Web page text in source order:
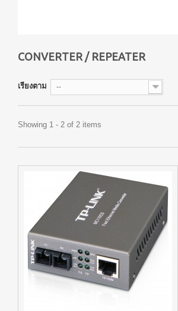
CONVERTER / REPEATER
เรียงตาม --
Showing 1 - 2 of 2 items